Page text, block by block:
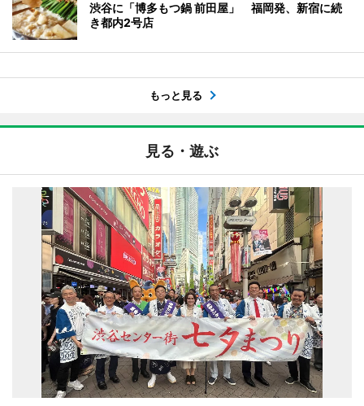
渋谷に「博多もつ鍋 前田屋」 福岡発、新宿に続
き都内2号店
もっと見る
見る・遊ぶ